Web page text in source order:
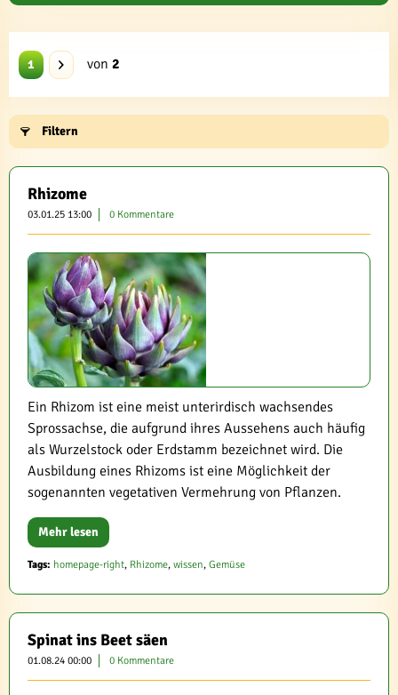
1 von 2
Filtern
Rhizome
03.01.25 13:00 0 Kommentare
Ein Rhizom ist eine meist unterirdisch wachsendes
Sprossachse, die aufgrund ihres Aussehens auch häufig
als Wurzelstock oder Erdstamm bezeichnet wird. Die
Ausbildung eines Rhizoms ist eine Möglichkeit der
sogenannten vegetativen Vermehrung von Pflanzen.
Mehr lesen
Tags: homepage-right, Rhizome, wissen, Gemüse
Spinat ins Beet säen
01.08.24 00:00 0 Kommentare